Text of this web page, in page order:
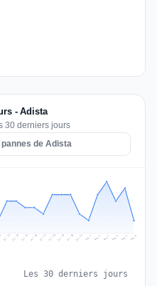
- Adista
30 derniers jours
de Adista
Jul 23 Jul 24 Jul 25 Jul 26 Jul 27 Jul 28 Jul 29 Jul 30 Jul 31 Aug 1 Aug 2 Aug 3 Aug 4 Aug 5 Aug 6
Les 30 derniers jours